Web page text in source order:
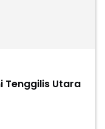
Tenggilis Utara